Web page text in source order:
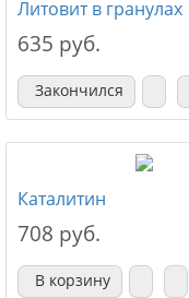
Литовит в гранулах
635 руб.
Закончился
Каталитин
708 руб.
В корзину